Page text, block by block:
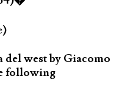
west by Giacomo
following